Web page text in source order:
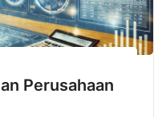
Perusahaan